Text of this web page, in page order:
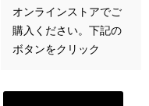
オンラインストアでご
購入ください。下記の
ボタンをクリック